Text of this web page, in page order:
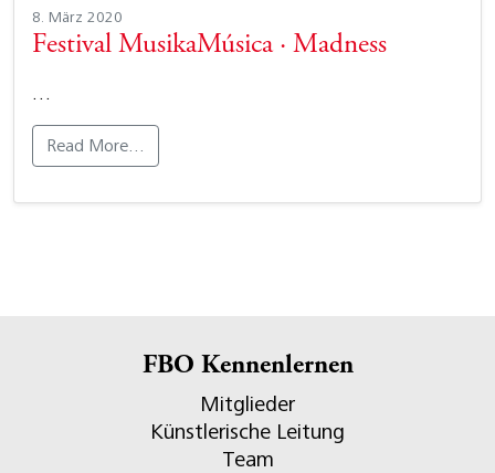
8. März 2020
Festival MusikaMúsica · Madness
…
Read More…
FBO Kennenlernen
Mitglieder
Künstlerische Leitung
Team